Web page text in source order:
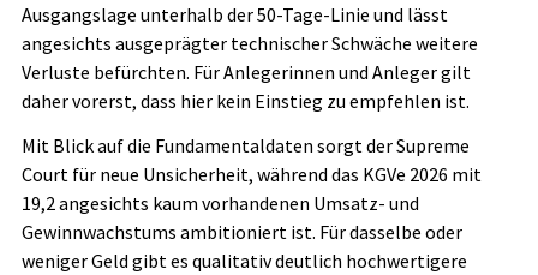
Ausgangslage unterhalb der 50-Tage-Linie und lässt
angesichts ausgeprägter technischer Schwäche weitere
Verluste befürchten. Für Anlegerinnen und Anleger gilt
daher vorerst, dass hier kein Einstieg zu empfehlen ist.
Mit Blick auf die Fundamentaldaten sorgt der Supreme
Court für neue Unsicherheit, während das KGVe 2026 mit
19,2 angesichts kaum vorhandenen Umsatz- und
Gewinnwachstums ambitioniert ist. Für dasselbe oder
weniger Geld gibt es qualitativ deutlich hochwertigere